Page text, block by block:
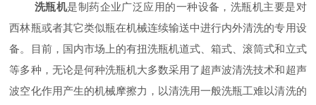
洗瓶机是制药企业广泛应用的一种设备，洗瓶机主要是对
西林瓶或者其它类似瓶在机械连续输送中进行内外清洗的专用设
备。目前，国内市场上的有扭洗瓶机道式、箱式、滚筒式和立式
等多种，无论是何种洗瓶机大多数采用了超声波清洗技术和超声
波空化作用产生的机械摩擦力，以清洗用一般洗瓶工难以清洗的